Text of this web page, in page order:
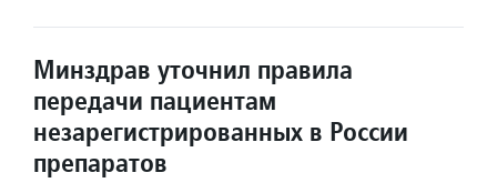
Минздрав уточнил правила
передачи пациентам
незарегистрированных в России
препаратов